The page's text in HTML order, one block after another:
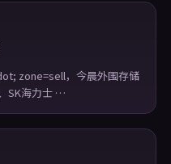
zone=sell，今晨外围存储
SK海力士 …